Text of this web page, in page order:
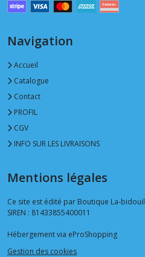
Navigation
Accueil
Catalogue
Contact
PROFIL
CGV
INFO SUR LES LIVRAISONS
Mentions légales
Ce site est édité par Boutique La-
SIREN : 81433855400011
Hébergement via eProShopping
Gestion des cookies